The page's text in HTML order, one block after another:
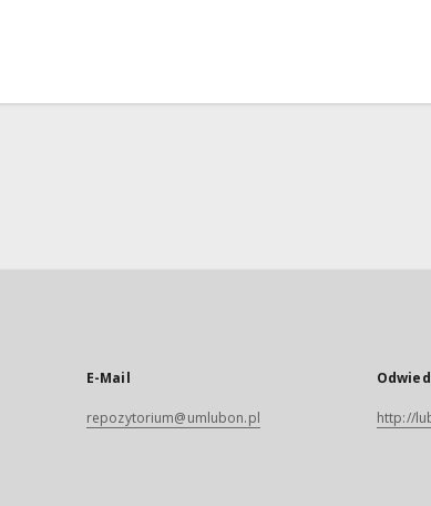
E-Mail
repozytorium@umlubon.pl http://